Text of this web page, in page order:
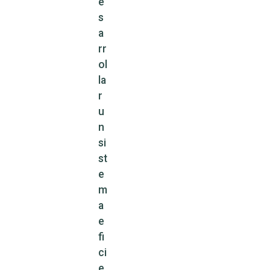
s
a
rr
ol
la
r
u
n
si
st
e
m
a
e
fi
ci